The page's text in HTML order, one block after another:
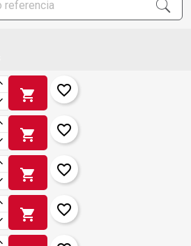
shopping_cart favorite_border
shopping_cart favorite_border
shopping_cart favorite_border
shopping_cart favorite_border